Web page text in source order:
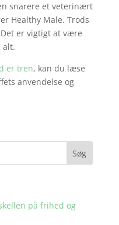
snarere et veterinært
Healthy Male. Trods
er vigtigt at være
alt.
er tren, kan du læse
anvendelse og
på frihed og